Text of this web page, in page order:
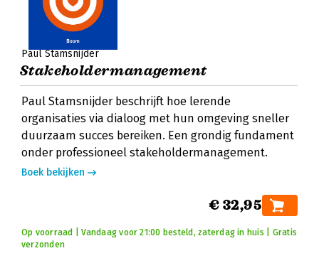
Paul Stamsnijder
Stakeholdermanagement
Paul Stamsnijder beschrijft hoe lerende
organisaties via dialoog met hun omgeving sneller
duurzaam succes bereiken. Een grondig fundament
onder professioneel stakeholdermanagement.
Boek bekijken
€ 32,95
Op voorraad | Vandaag voor 21:00 besteld, zaterdag in huis | Gratis
verzonden